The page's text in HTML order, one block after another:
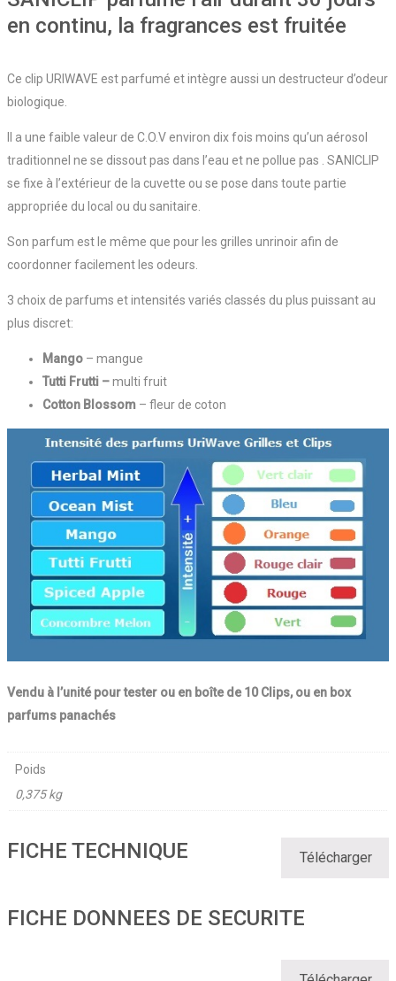
en continu, la fragrances est fruitée
Ce clip URIWAVE est parfumé et intègre aussi un destructeur d’odeur
biologique.
Il a une faible valeur de C.O.V environ dix fois moins qu’un aérosol
traditionnel ne se dissout pas dans l’eau et ne pollue pas . SANICLIP
se fixe à l’extérieur de la cuvette ou se pose dans toute partie
appropriée du local ou du sanitaire.
Son parfum est le même que pour les grilles unrinoir afin de
coordonner facilement les odeurs.
3 choix de parfums et intensités variés classés du plus puissant au
plus discret:
Mango – mangue
Tutti Frutti –multi fruit
Cotton Blossom – fleur de coton
Vendu à l’unité pour tester ou en boîte de 10 Clips, ou en box
parfums panachés
Poids
0,375 kg
FICHE TECHNIQUE Télécharger
FICHE DONNEES DE SECURITE